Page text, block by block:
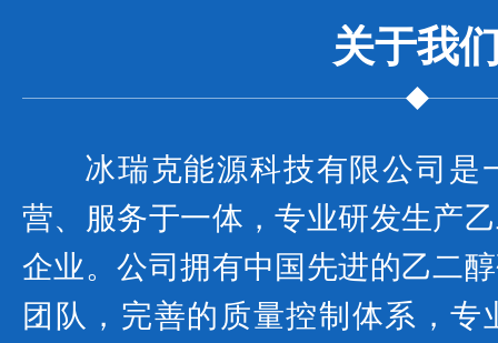
关于我
冰瑞克能源科技有限公司是
营、服务于一体，专业研发生产
企业。公司拥有中国先进的乙二
团队，完善的质量控制体系，